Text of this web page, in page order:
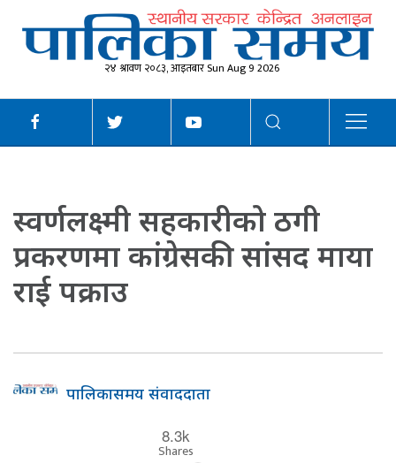
२४ श्रावण २०८३, आइतबार Sun Aug 9 2026
स्वर्णलक्ष्मी सहकारीको ठगी
प्रकरणमा कांग्रेसकी सांसद माया
राई पक्राउ
पालिकासमय संवाददाता
8.3k
Shares